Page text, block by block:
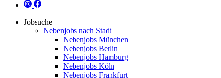
Jobsuche
Nebenjobs nach Stadt
Nebenjobs München
Nebenjobs Berlin
Nebenjobs Hamburg
Nebenjobs Köln
Nebenjobs Frankfurt